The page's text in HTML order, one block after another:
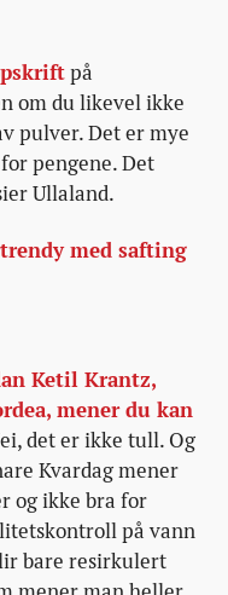
på
om du likevel ikke
pulver. Det er mye
pengene. Det
Ullaland.
med safting
Ketil Krantz,
mener du kan
det er ikke tull. Og
Kvardag mener
og ikke bra for
på vann
bare resirkulert